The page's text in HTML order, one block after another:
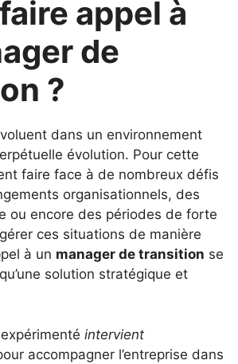
appel à
de
?
dans un environnement
évolution. Pour cette
faire face à de nombreux défis
organisationnels, des
ou encore des périodes de forte
ces situations de manière
à un manager de transition se
solution stratégique et
intervient
accompagner l’entreprise dans